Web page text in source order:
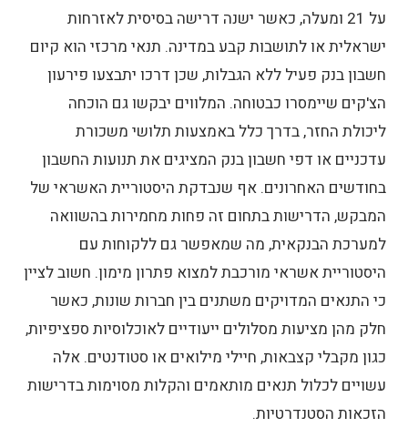
על 21 ומעלה, כאשר ישנה דרישה בסיסית לאזרחות
ישראלית או לתושבות קבע במדינה. תנאי מרכזי הוא קיום
חשבון בנק פעיל ללא הגבלות, שכן דרכו יתבצעו פירעון
הצ'קים שיימסרו כבטוחה. המלווים יבקשו גם הוכחה
ליכולת החזר, בדרך כלל באמצעות תלושי משכורת
עדכניים או דפי חשבון בנק המציגים את תנועות החשבון
בחודשים האחרונים. אף שנבדקת היסטוריית האשראי של
המבקש, הדרישות בתחום זה פחות מחמירות בהשוואה
למערכת הבנקאית, מה שמאפשר גם ללקוחות עם
היסטוריית אשראי מורכבת למצוא פתרון מימון. חשוב לציין
כי התנאים המדויקים משתנים בין חברות שונות, כאשר
חלק מהן מציעות מסלולים ייעודיים לאוכלוסיות ספציפיות,
כגון מקבלי קצבאות, חיילי מילואים או סטודנטים. אלה
עשויים לכלול תנאים מותאמים והקלות מסוימות בדרישות
הזכאות הסטנדרטיות.